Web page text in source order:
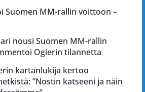
Suomen MM-rallin voittoon –
nousi Suomen MM-rallin
Ogierin tilannetta
kartanlukija kertoo
”Nostin katseeni ja näin